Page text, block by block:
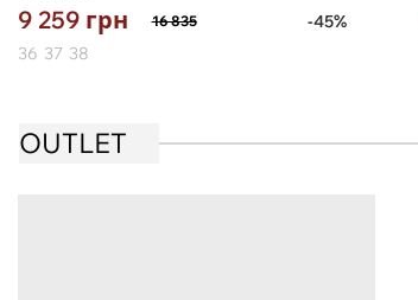
9 259 грн 16 835
-45%
36 37 38
OUTLET